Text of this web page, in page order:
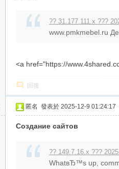
?? 31.177.111.x ???
www.pmkmebel.ru
<a href="https://
回復
匿名 發表於 2025-12-9 01:24:17
Создание сайтов
?? 149.7.16.x ???
WhatвЂ™s up,